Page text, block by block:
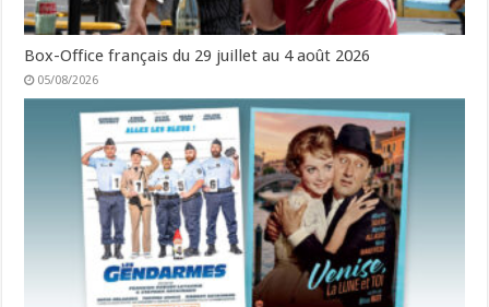
Box-Office français du 29 juillet au 4 août 2026
05/08/2026